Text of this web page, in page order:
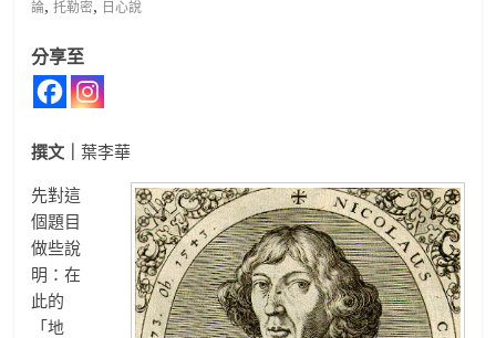
論,托勒密, 日心說
分享至
撰文｜葉李華
先對這
個題目
做些說
明：在
此的
「地